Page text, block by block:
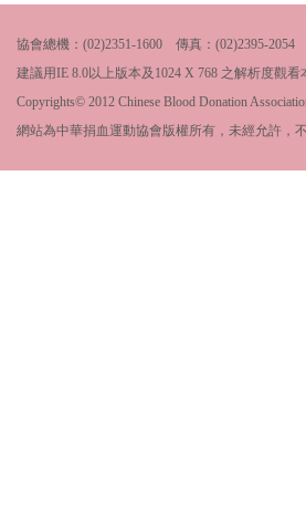
協會總機：(02)2351-1600 傳真：(02)2395-
建議用IE 8.0以上版本及1024 X 768 之解析度觀看
Copyrights© 2012 Chinese Blood Donation
網站為中華捐血運動協會版權所有，未經允許，